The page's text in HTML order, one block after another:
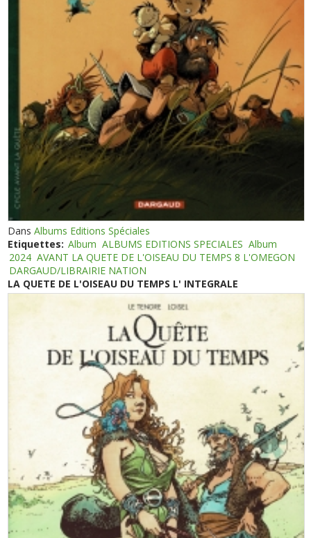
DansAlbums Editions Spéciales
Etiquettes: Album ALBUMS EDITIONS SPECIALES Album
2024 AVANT LA QUETE DE L'OISEAU DU TEMPS 8 L'OMEGON
DARGAUD/LIBRAIRIE NATION
LA QUETE DE L'OISEAU DU TEMPS L' INTEGRALE